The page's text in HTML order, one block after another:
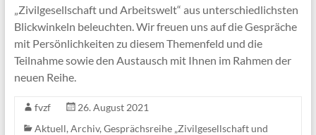
„Zivilgesellschaft und Arbeitswelt“ aus unterschiedlichsten
Blickwinkeln beleuchten. Wir freuen uns auf die Gespräche
mit Persönlichkeiten zu diesem Themenfeld und die
Teilnahme sowie den Austausch mit Ihnen im Rahmen der
neuen Reihe.
fvzf
26. August 2021
Aktuell, Archiv, Gesprächsreihe „Zivilgesellschaft und